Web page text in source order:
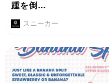
踵を倒…
スニーカー